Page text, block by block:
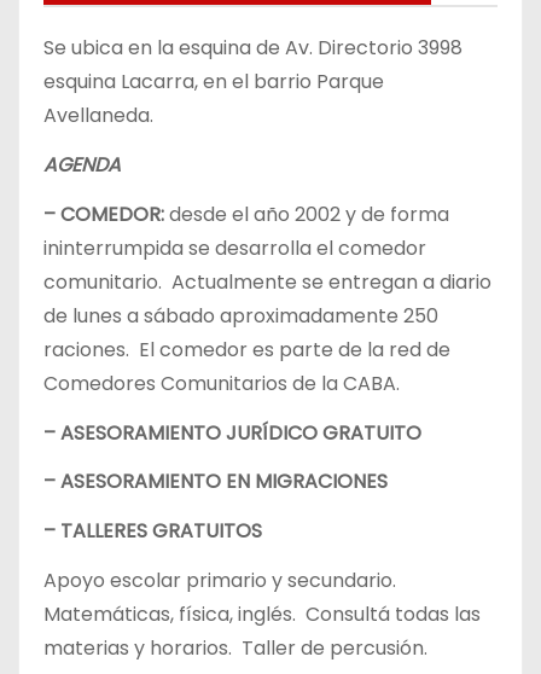
Se ubica en la esquina de Av. Directorio 3998
esquina Lacarra, en el barrio Parque
Avellaneda.
AGENDA
– COMEDOR:desde el año 2002 y de forma
ininterrumpida se desarrolla el comedor
comunitario. Actualmente se entregan a diario
de lunes a sábado aproximadamente 250
raciones. El comedor es parte de la red de
Comedores Comunitarios de la CABA.
– ASESORAMIENTO JURÍDICO GRATUITO
– ASESORAMIENTO EN MIGRACIONES
– TALLERES GRATUITOS
Apoyo escolar primario y secundario.
Matemáticas, física, inglés. Consultá todas las
materias y horarios. Taller de percusión.